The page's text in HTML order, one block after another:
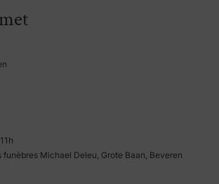
funèbres Michael Deleu, Grote Baan, Beveren